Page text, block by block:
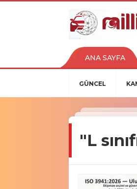
ANA SAYFA
GÜNCEL
"L